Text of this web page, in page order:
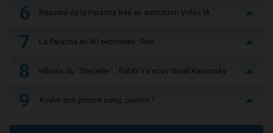
6 Résumé de la Paracha Réé en animation Vidéo IA
7 La Paracha en 60 secondes : Réé
8 Hiloula du "Steïpeler" : Rabbi Ya’acov Israël Kanievsky
9 Avaler son propre sang, permis ?